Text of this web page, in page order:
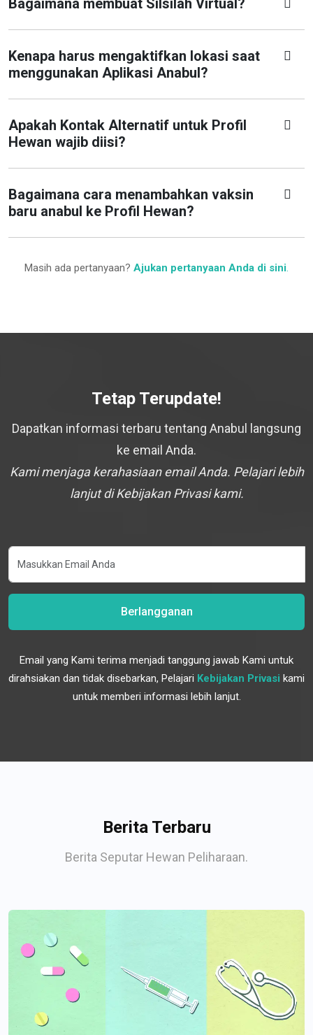
Bagaimana membuat Silsilah Virtual?
Kenapa harus mengaktifkan lokasi saat
menggunakan Aplikasi Anabul?
Apakah Kontak Alternatif untuk Profil
Hewan wajib diisi?
Bagaimana cara menambahkan vaksin
baru anabul ke Profil Hewan?
Masih ada pertanyaan? Ajukan pertanyaan Anda di sini.
Tetap Terupdate!
Dapatkan informasi terbaru tentang Anabul langsung
ke email Anda.
Kami menjaga kerahasiaan email Anda. Pelajari lebih
lanjut di Kebijakan Privasi kami.
Berlangganan
Email yang Kami terima menjadi tanggung jawab Kami untuk
dirahsiakan dan tidak disebarkan, Pelajari Kebijakan Privasi kami
untuk memberi informasi lebih lanjut.
Berita Terbaru
Berita Seputar Hewan Peliharaan.